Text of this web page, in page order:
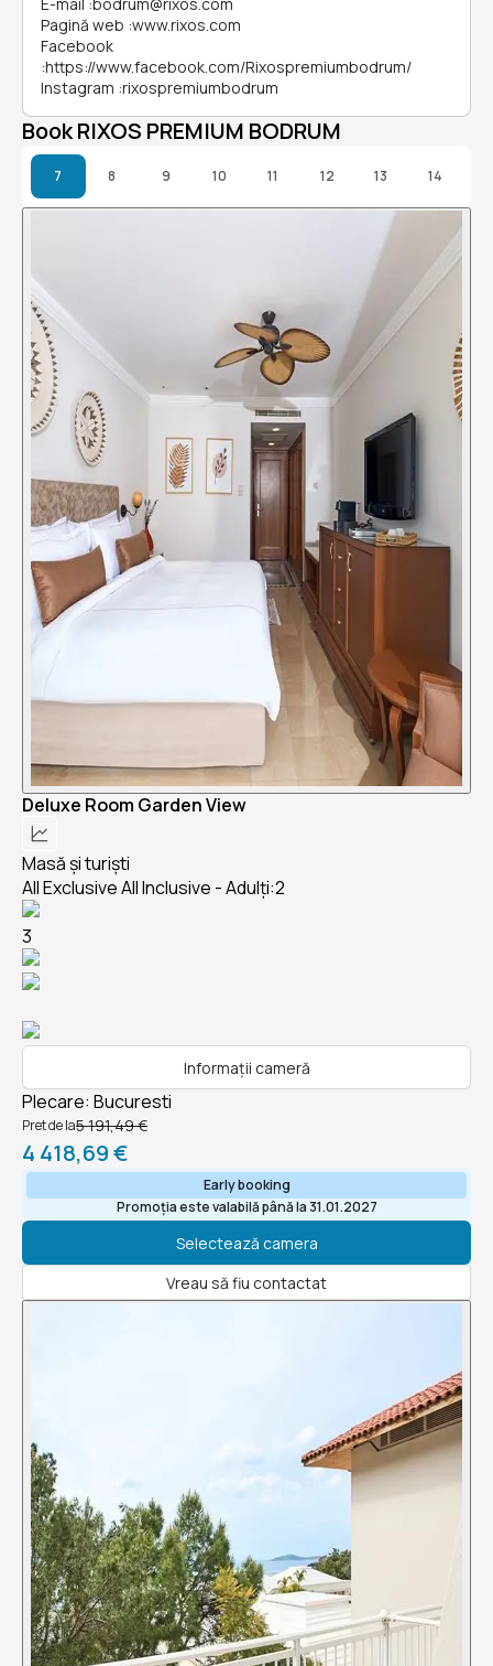
Pagină web :www.rixos.com
Facebook
:https://www.facebook.com/Rixospremiumbodrum/
Instagram :rixospremiumbodrum
Book RIXOS PREMIUM BODRUM
7 8 9 10 11 12 13 14
Deluxe Room Garden View
Masă și turiști
All Exclusive All Inclusive - Adulți:2
3
Informații cameră
Plecare: Bucuresti
Pret de la5 191,49 €
4 418,69 €
Early booking
Promoția este valabilă până la 31.01.2027
Selectează camera
Vreau să fiu contactat